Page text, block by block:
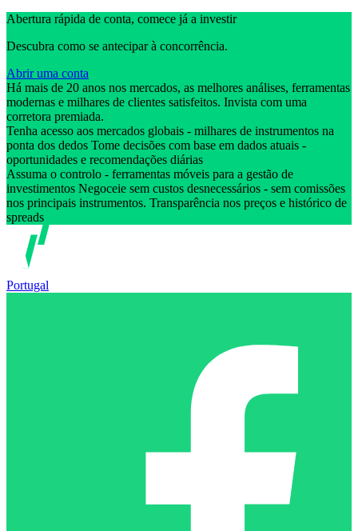
Abertura rápida de conta, comece já a investir
Descubra como se antecipar à concorrência.
Abrir uma conta
Há mais de 20 anos nos mercados, as melhores análises, ferramentas
modernas e milhares de clientes satisfeitos. Invista com uma
corretora premiada.
Tenha acesso aos mercados globais - milhares de instrumentos na
ponta dos dedos Tome decisões com base em dados atuais -
oportunidades e recomendações diárias
Assuma o controlo - ferramentas móveis para a gestão de
investimentos Negoceie sem custos desnecessários - sem comissões
nos principais instrumentos. Transparência nos preços e histórico de
spreads
Portugal